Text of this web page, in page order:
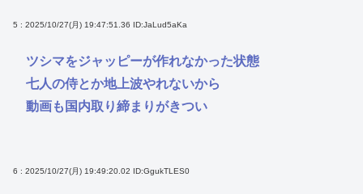
5 : 2025/10/27(月) 19:47:51.36 ID:JaLud5aKa
ツシマをジャッピーが作れなかった状態
七人の侍とか地上波やれないから
動画も国内取り締まりがきつい
6 : 2025/10/27(月) 19:49:20.02 ID:GgukTLES0